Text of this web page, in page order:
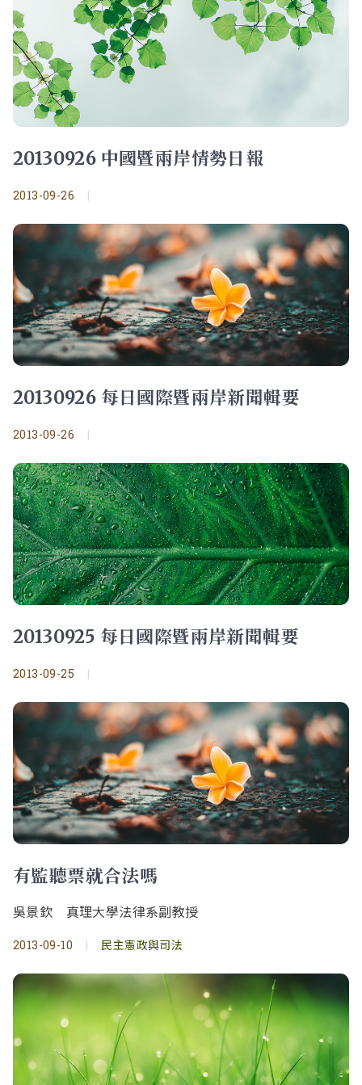
20130926 中國暨兩岸情勢日報
2013-09-26 |
20130926 每日國際暨兩岸新聞輯要
2013-09-26 |
20130925 每日國際暨兩岸新聞輯要
2013-09-25 |
有監聽票就合法嗎
吳景欽 真理大學法律系副教授
2013-09-10 | 民主憲政與司法